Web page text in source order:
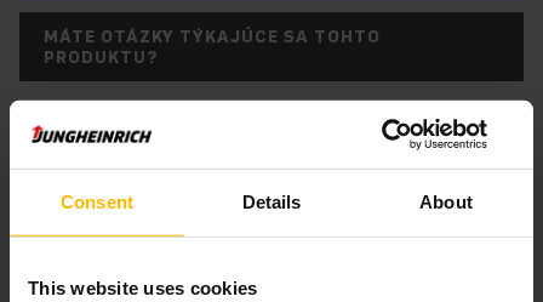
Consent Details About
This website uses cookies
MÁTE OTÁZKY TÝKAJÚCE SA TOHTO
PRODUKTU?
Informácie o výrobku
Nasledujúca časť poskytuje komplexný prehľad technických